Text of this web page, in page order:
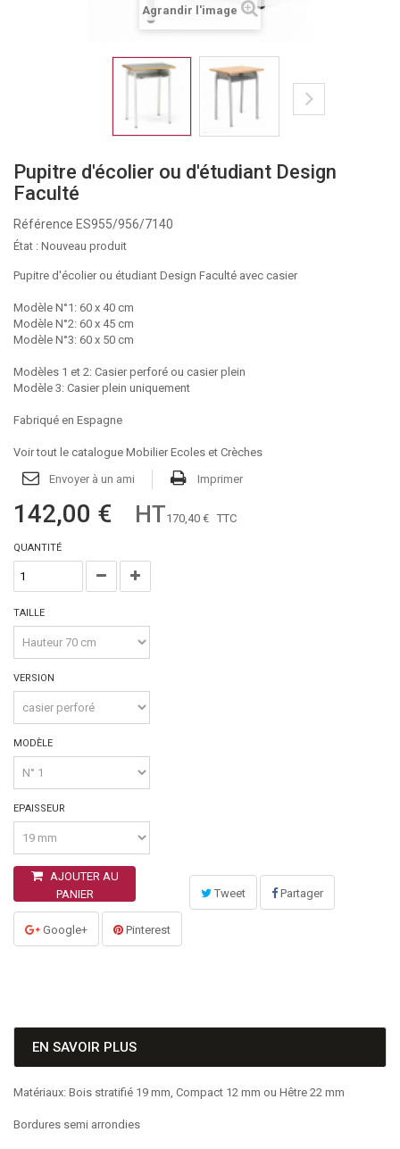
Agrandir l'image
Pupitre d'écolier ou d'étudiant Design
Faculté
Référence ES955/956/7140
État : Nouveau produit
Pupitre d'écolier ou étudiant Design Faculté avec casier
Modèle N°1: 60 x 40 cm
Modèle N°2: 60 x 45 cm
Modèle N°3: 60 x 50 cm
Modèles 1 et 2: Casier perforé ou casier plein
Modèle 3: Casier plein uniquement
Fabriqué en Espagne
Voir tout le catalogue Mobilier Ecoles et Crèches
Envoyer à un ami
Imprimer
142,00 € HT170,40 € TTC
QUANTITÉ
TAILLE
VERSION
MODÈLE
EPAISSEUR
AJOUTER AU
PANIER
Tweet Partager
Google+ Pinterest
EN SAVOIR PLUS
Matériaux: Bois stratifié 19 mm, Compact 12 mm ou Hêtre 22 mm
Bordures semi arrondies